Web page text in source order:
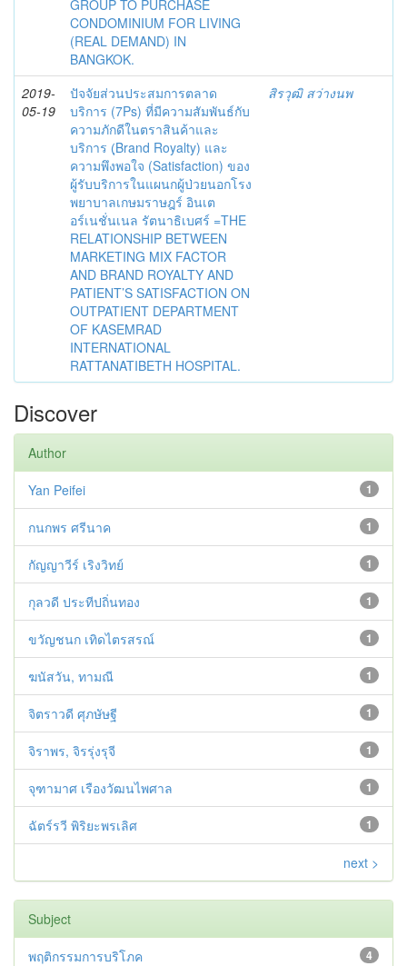
GROUP TO PURCHASE
CONDOMINIUM FOR LIVING
(REAL DEMAND) IN
BANGKOK.
2019-
05-19
ปัจจัยส่วนประสมการตลาด
บริการ (7Ps) ที่มีความสัมพันธ์กับ
ความภักดีในตราสินค้าและ
บริการ (ฺBrand Royalty) และ
ความพึงพอใจ (Satisfaction) ของ
ผู้รับบริการในแผนกผู้ป่วยนอกโรง
พยาบาลเกษมราษฎร์ อินเต
อร์เนชั่นเนล รัตนาธิเบศร์ =THE
RELATIONSHIP BETWEEN
MARKETING MIX FACTOR
AND BRAND ROYALTY AND
PATIENT’S SATISFACTION ON
OUTPATIENT DEPARTMENT
OF KASEMRAD
INTERNATIONAL
RATTANATIBETH HOSPITAL.
สิรวุฒิ สว่างนพ
Discover
Author
1
Yan Peifei
1
กนกพร ศรีนาค
1
กัญญาวีร์ เริงวิทย์
1
กุลวดี ประทีปถิ่นทอง
1
ขวัญชนก เทิดไตรสรณ์
1
ฆนัสวัน, ทามณี
1
จิตราวดี ศุภษัษฐี
1
จิราพร, จิรรุ่งรุจี
1
จุฑามาศ เรืองวัฒนไพศาล
1
ฉัตร์รวี พิริยะพรเลิศ
next >
Subject
4
พฤติกรรมการบริโภค